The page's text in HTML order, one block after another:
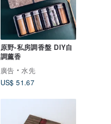
原野-私房調香盤 DIY自
調薰香
廣告
水先
US$ 51.67